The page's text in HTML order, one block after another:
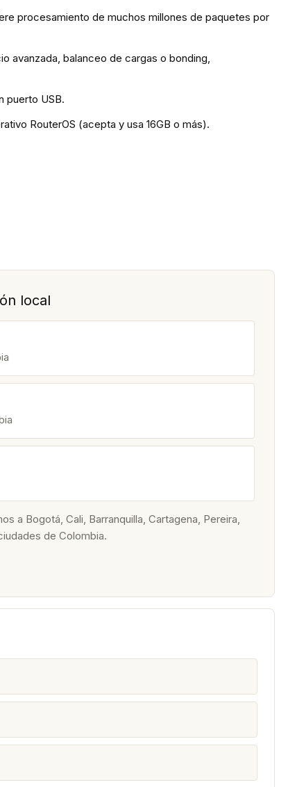
procesamiento de muchos millones de paquetes por
avanzada, balanceo de cargas o bonding,
puerto USB.
RouterOS (acepta y usa 16GB o más).
local
a Bogotá, Cali, Barranquilla, Cartagena, Pereira,
de Colombia.